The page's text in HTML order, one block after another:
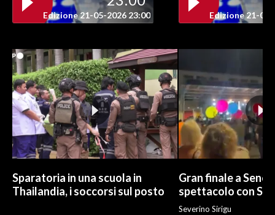
INFO AZIENDE
ANNUNCI
NECROLOGI
PUBBLICITÀ
SPIAGGE
STORE
Edizione 21-05-2026 23:00 Edizione 21-05-
Sparatoria in una scuola in
Thailandia, i soccorsi sul posto
Gran finale a
spettacolo con
Severino Sirigu